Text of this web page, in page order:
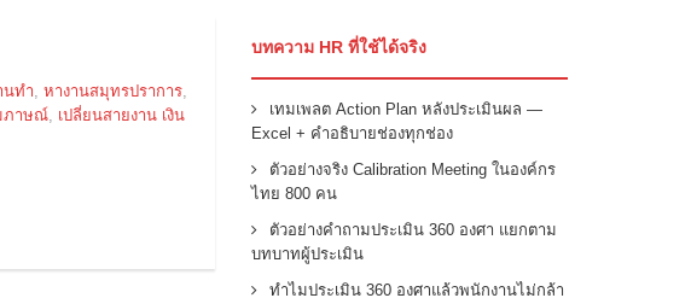
นทำ หางานสมุทรปราการ
ภาษณ์
เปลี่ยนสายงาน เงิน
บทความ HR ที่ใช้ได้จริง
เทมเพลต Action Plan หลังประเมินผล —
Excel + คำอธิบายช่องทุกช่อง
ตัวอย่างจริง Calibration Meeting ในองค์กร
ไทย 800 คน
ตัวอย่างคำถามประเมิน 360 องศา แยกตาม
บทบาทผู้ประเมิน
ทำไมประเมิน 360 องศาแล้วพนักงานไม่กล้า